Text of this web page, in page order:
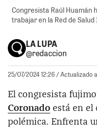
Congresista Raúl Huamán
trabajar en la Red de Salud
LA LUPA
@redaccion
25/07/2024 12:26 / Actualizado
El congresista
Coronado está en el
polémica. Enfrenta